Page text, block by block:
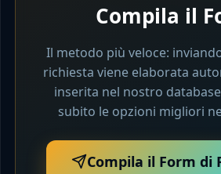
Compila il
Il metodo più veloce:
richiesta viene elaborata
inserita nel nostro
subito le opzioni migliori
Compila il Form di